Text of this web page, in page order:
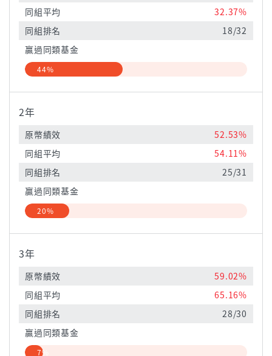
同組平均
32.37%
同組排名
18/32
贏過同類基金
44%
2年
原幣績效
52.53%
同組平均
54.11%
同組排名
25/31
贏過同類基金
20%
3年
原幣績效
59.02%
同組平均
65.16%
同組排名
28/30
贏過同類基金
7%